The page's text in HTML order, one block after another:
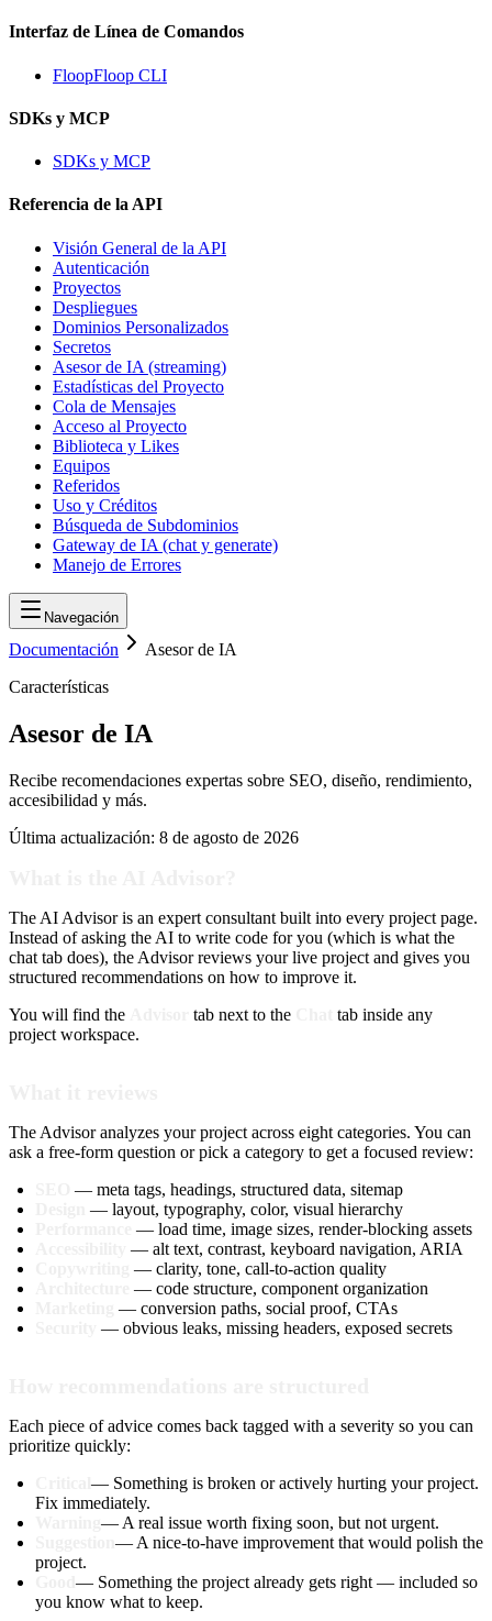
Interfaz de Línea de Comandos
FloopFloop CLI
SDKs y MCP
SDKs y MCP
Referencia de la API
Visión General de la API
Autenticación
Proyectos
Despliegues
Dominios Personalizados
Secretos
Asesor de IA (streaming)
Estadísticas del Proyecto
Cola de Mensajes
Acceso al Proyecto
Biblioteca y Likes
Equipos
Referidos
Uso y Créditos
Búsqueda de Subdominios
Gateway de IA (chat y generate)
Manejo de Errores
Navegación
Documentación
Asesor de IA
Características
Asesor de IA
Recibe recomendaciones expertas sobre SEO, diseño, rendimiento,
accesibilidad y más.
Última actualización: 8 de agosto de 2026
The AI Advisor is an expert consultant built into every project page.
Instead of asking the AI to write code for you (which is what the
chat tab does), the Advisor reviews your live project and gives you
structured recommendations on how to improve it.
You will find the
tab next to the
tab inside any
project workspace.
The Advisor analyzes your project across eight categories. You can
ask a free-form question or pick a category to get a focused review:
— meta tags, headings, structured data, sitemap
— layout, typography, color, visual hierarchy
— load time, image sizes, render-blocking assets
— alt text, contrast, keyboard navigation, ARIA
— clarity, tone, call-to-action quality
— code structure, component organization
— conversion paths, social proof, CTAs
— obvious leaks, missing headers, exposed secrets
Each piece of advice comes back tagged with a severity so you can
prioritize quickly:
Critical— Something is broken or actively hurting your project.
Fix immediately.
— A real issue worth fixing soon, but not urgent.
— A nice-to-have improvement that would polish the
project.
— Something the project already gets right — included so
you know what to keep.